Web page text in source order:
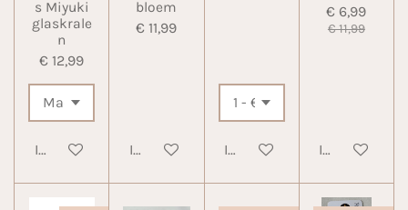
s Miyuki
glaskrale
n
€ 12,99
In winkelwagen
bloem
€ 11,99
In winkelwagenIn winkelwagen
€ 6,99
€ 11,99
In